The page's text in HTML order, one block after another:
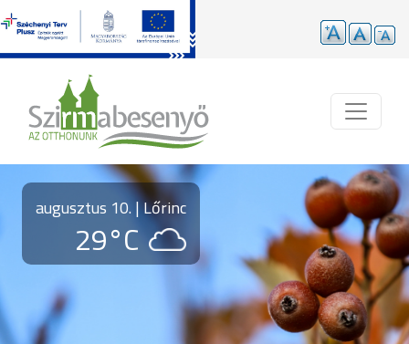
augusztus 10. | Lőrinc
29°C